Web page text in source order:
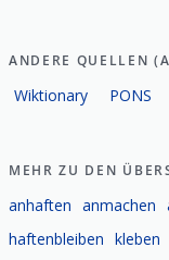
ANDERE QUELLEN
Wiktionary PONS
MEHR ZU DEN
anhaften anmachen
haftenbleiben kleben